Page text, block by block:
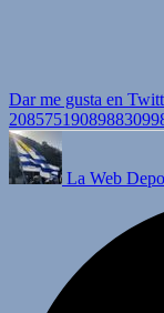
Dar me gusta en
La Web